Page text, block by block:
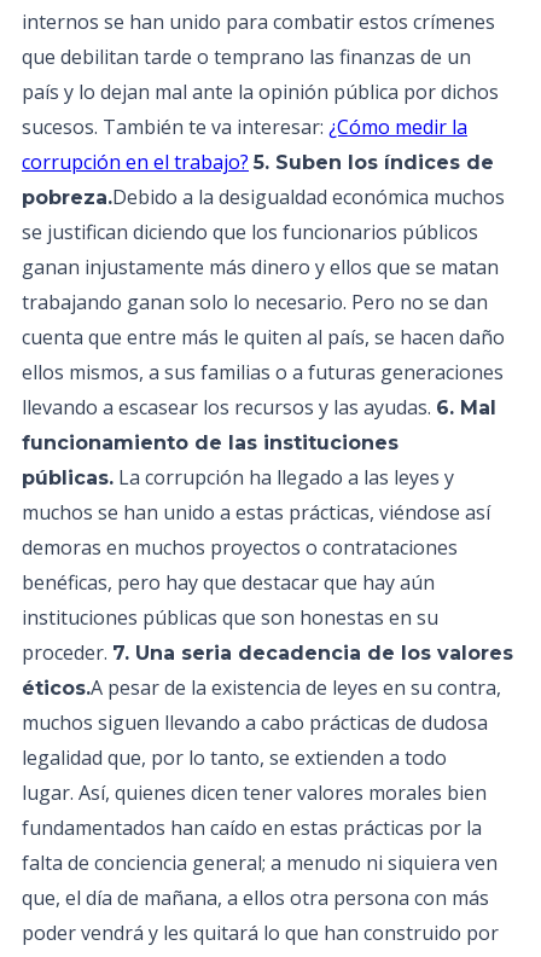
internos se han unido para combatir estos crímenes
que debilitan tarde o temprano las finanzas de un
país y lo dejan mal ante la opinión pública por dichos
sucesos. También te va interesar: ¿Cómo medir la
corrupción en el trabajo? 5. Suben los índices de
pobreza.Debido a la desigualdad económica muchos
se justifican diciendo que los funcionarios públicos
ganan injustamente más dinero y ellos que se matan
trabajando ganan solo lo necesario. Pero no se dan
cuenta que entre más le quiten al país, se hacen daño
ellos mismos, a sus familias o a futuras generaciones
llevando a escasear los recursos y las ayudas. 6. Mal
funcionamiento de las instituciones
públicas. La corrupción ha llegado a las leyes y
muchos se han unido a estas prácticas, viéndose así
demoras en muchos proyectos o contrataciones
benéficas, pero hay que destacar que hay aún
instituciones públicas que son honestas en su
proceder. 7. Una seria decadencia de los valores
éticos.A pesar de la existencia de leyes en su contra,
muchos siguen llevando a cabo prácticas de dudosa
legalidad que, por lo tanto, se extienden a todo
lugar. Así, quienes dicen tener valores morales bien
fundamentados han caído en estas prácticas por la
falta de conciencia general; a menudo ni siquiera ven
que, el día de mañana, a ellos otra persona con más
poder vendrá y les quitará lo que han construido por